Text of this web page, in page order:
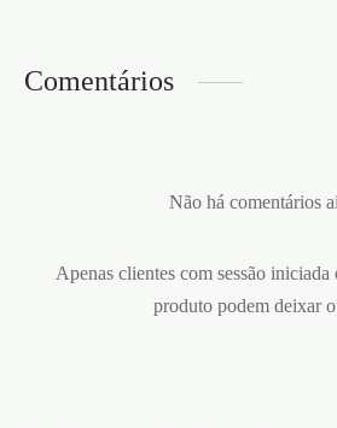
Comentários
Não há comentários
Apenas clientes com sessão iniciada
produto podem deixar